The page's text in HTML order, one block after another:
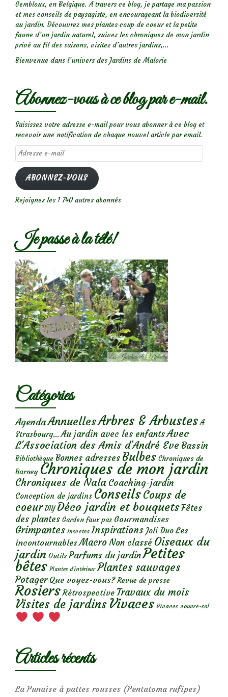
Gembloux, en Belgique. A travers ce blog, je partage ma passion
et mes conseils de paysagiste, en encourageant la biodiversité
au jardin. Découvrez mes plantes coup de coeur et la petite
faune d’un jardin naturel, suivez les chroniques de mon jardin
privé au fil des saisons, visitez d’autres jardins,...
Bienvenue dans l’univers des Jardins de Malorie
Abonnez-vous à ce blog par e-mail.
Saisissez votre adresse e-mail pour vous abonner à ce blog et
recevoir une notification de chaque nouvel article par email.
Adresse
e-
mail
ABONNEZ-VOUS
Rejoignez les 1 740 autres abonnés
Je passe à la télé!
Catégories
AgendaAnnuellesArbres & Arbustes A
Strasbourg... Au jardin avec les enfantsAvec
L'Association des Amis d'André Eve Bassin
Bibliothèque Bonnes adresses Bulbes Chroniques de
Barney Chroniques de mon jardin
Chroniques de Nala Coaching-jardin
Conception de jardins ConseilsCoups de
coeur DIY Déco jardin et bouquetsFêtes
des plantes Garden faux pas Gourmandises
Grimpantes Insectes Inspirations Joli Duo Les
incontournables Macro Non classé Oiseaux du
jardin Outils Parfums du jardinPetites
bêtes Plantes d’intérieur Plantes sauvages
Potager Que voyez-vous? Revue de presse
Rosiers Rétrospective Travaux du mois
Visites de jardins Vivaces Vivaces couvre-sol
Articles récents
La Punaise à pattes rousses (Pentatoma rufipes)